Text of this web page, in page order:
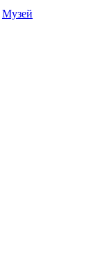
Музей